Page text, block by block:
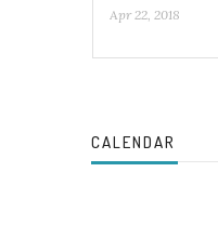
Apr 22, 2018
CALENDAR